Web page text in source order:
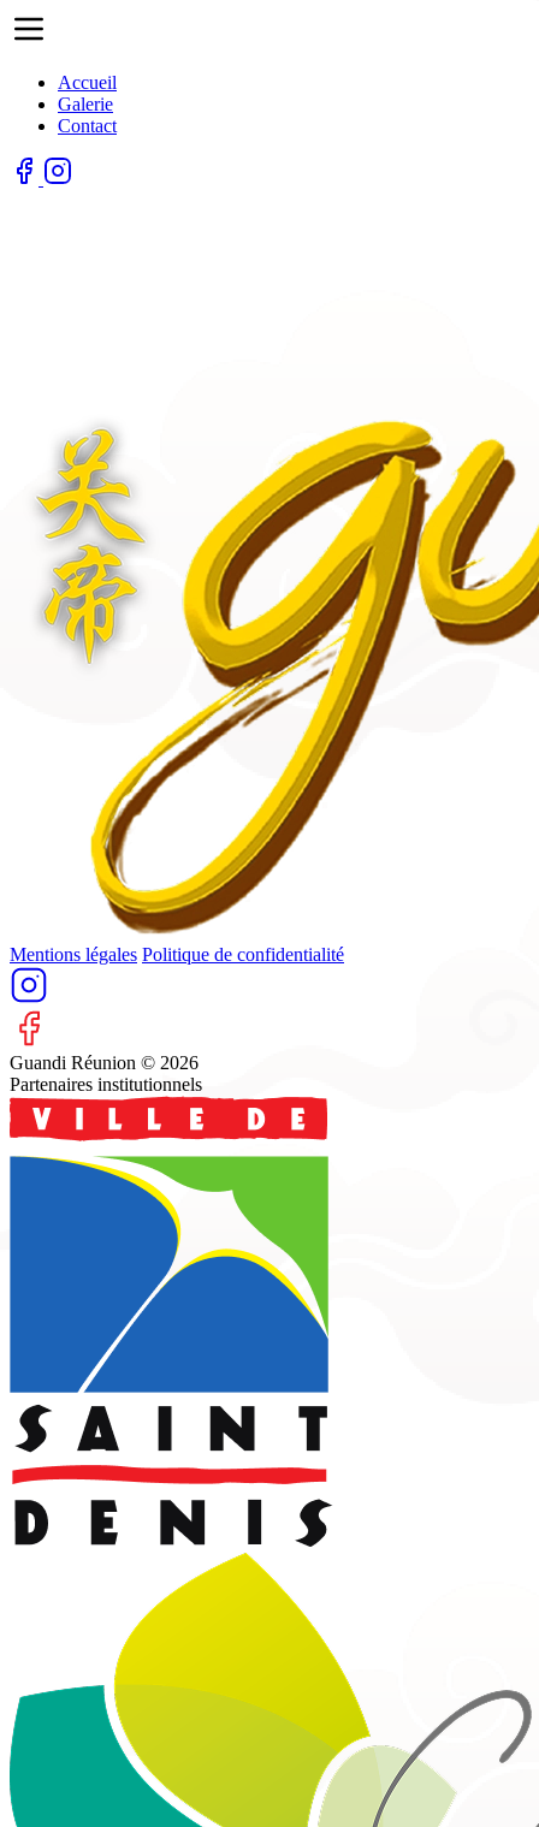
Accueil
Galerie
Contact
Mentions légales Politique de confidentialité
Guandi Réunion © 2026
Partenaires institutionnels